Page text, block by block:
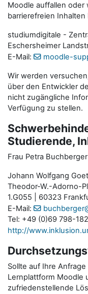
Moodle auffallen
barrierefreien
studiumdigitale -
Eschersheimer
E-Mail:
moodle-
Wir werden
über den Entwickler
nicht zugängliche
Verfügung zu stellen.
Studierende,
Frau Petra Buchberger
Johann Wolfgang
Theodor-W.-Adorno-
1.G055 | 60323
E-Mail:
Tel: +49 (0)69 798-
http://
Sollte auf Ihre
Lernplattform Moodle
zufriedenstellende